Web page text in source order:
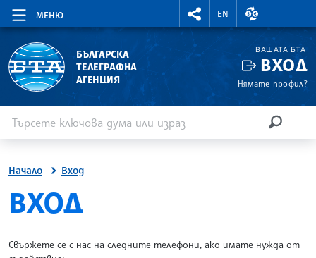
МЕНЮ
RIGHTMENU.SOCIAL
EN
ВАЛУТНИ
БЪЛГАРСКА
ТЕЛЕГРАФНА
АГЕНЦИЯ
ВАШАТА БТА
ВХОД
Нямате профил?
Начало Вход
SITE.BTA
ВХОД
Свържете се с нас на следните телефони, ако имате нужда от